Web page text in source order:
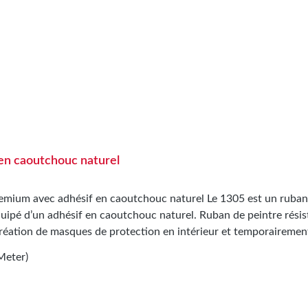
caoutchouc naturel
avec adhésif en caoutchouc naturel Le 1305 est un
d’un adhésif en caoutchouc naturel. Ruban de peintre
de masques de protection en intérieur et